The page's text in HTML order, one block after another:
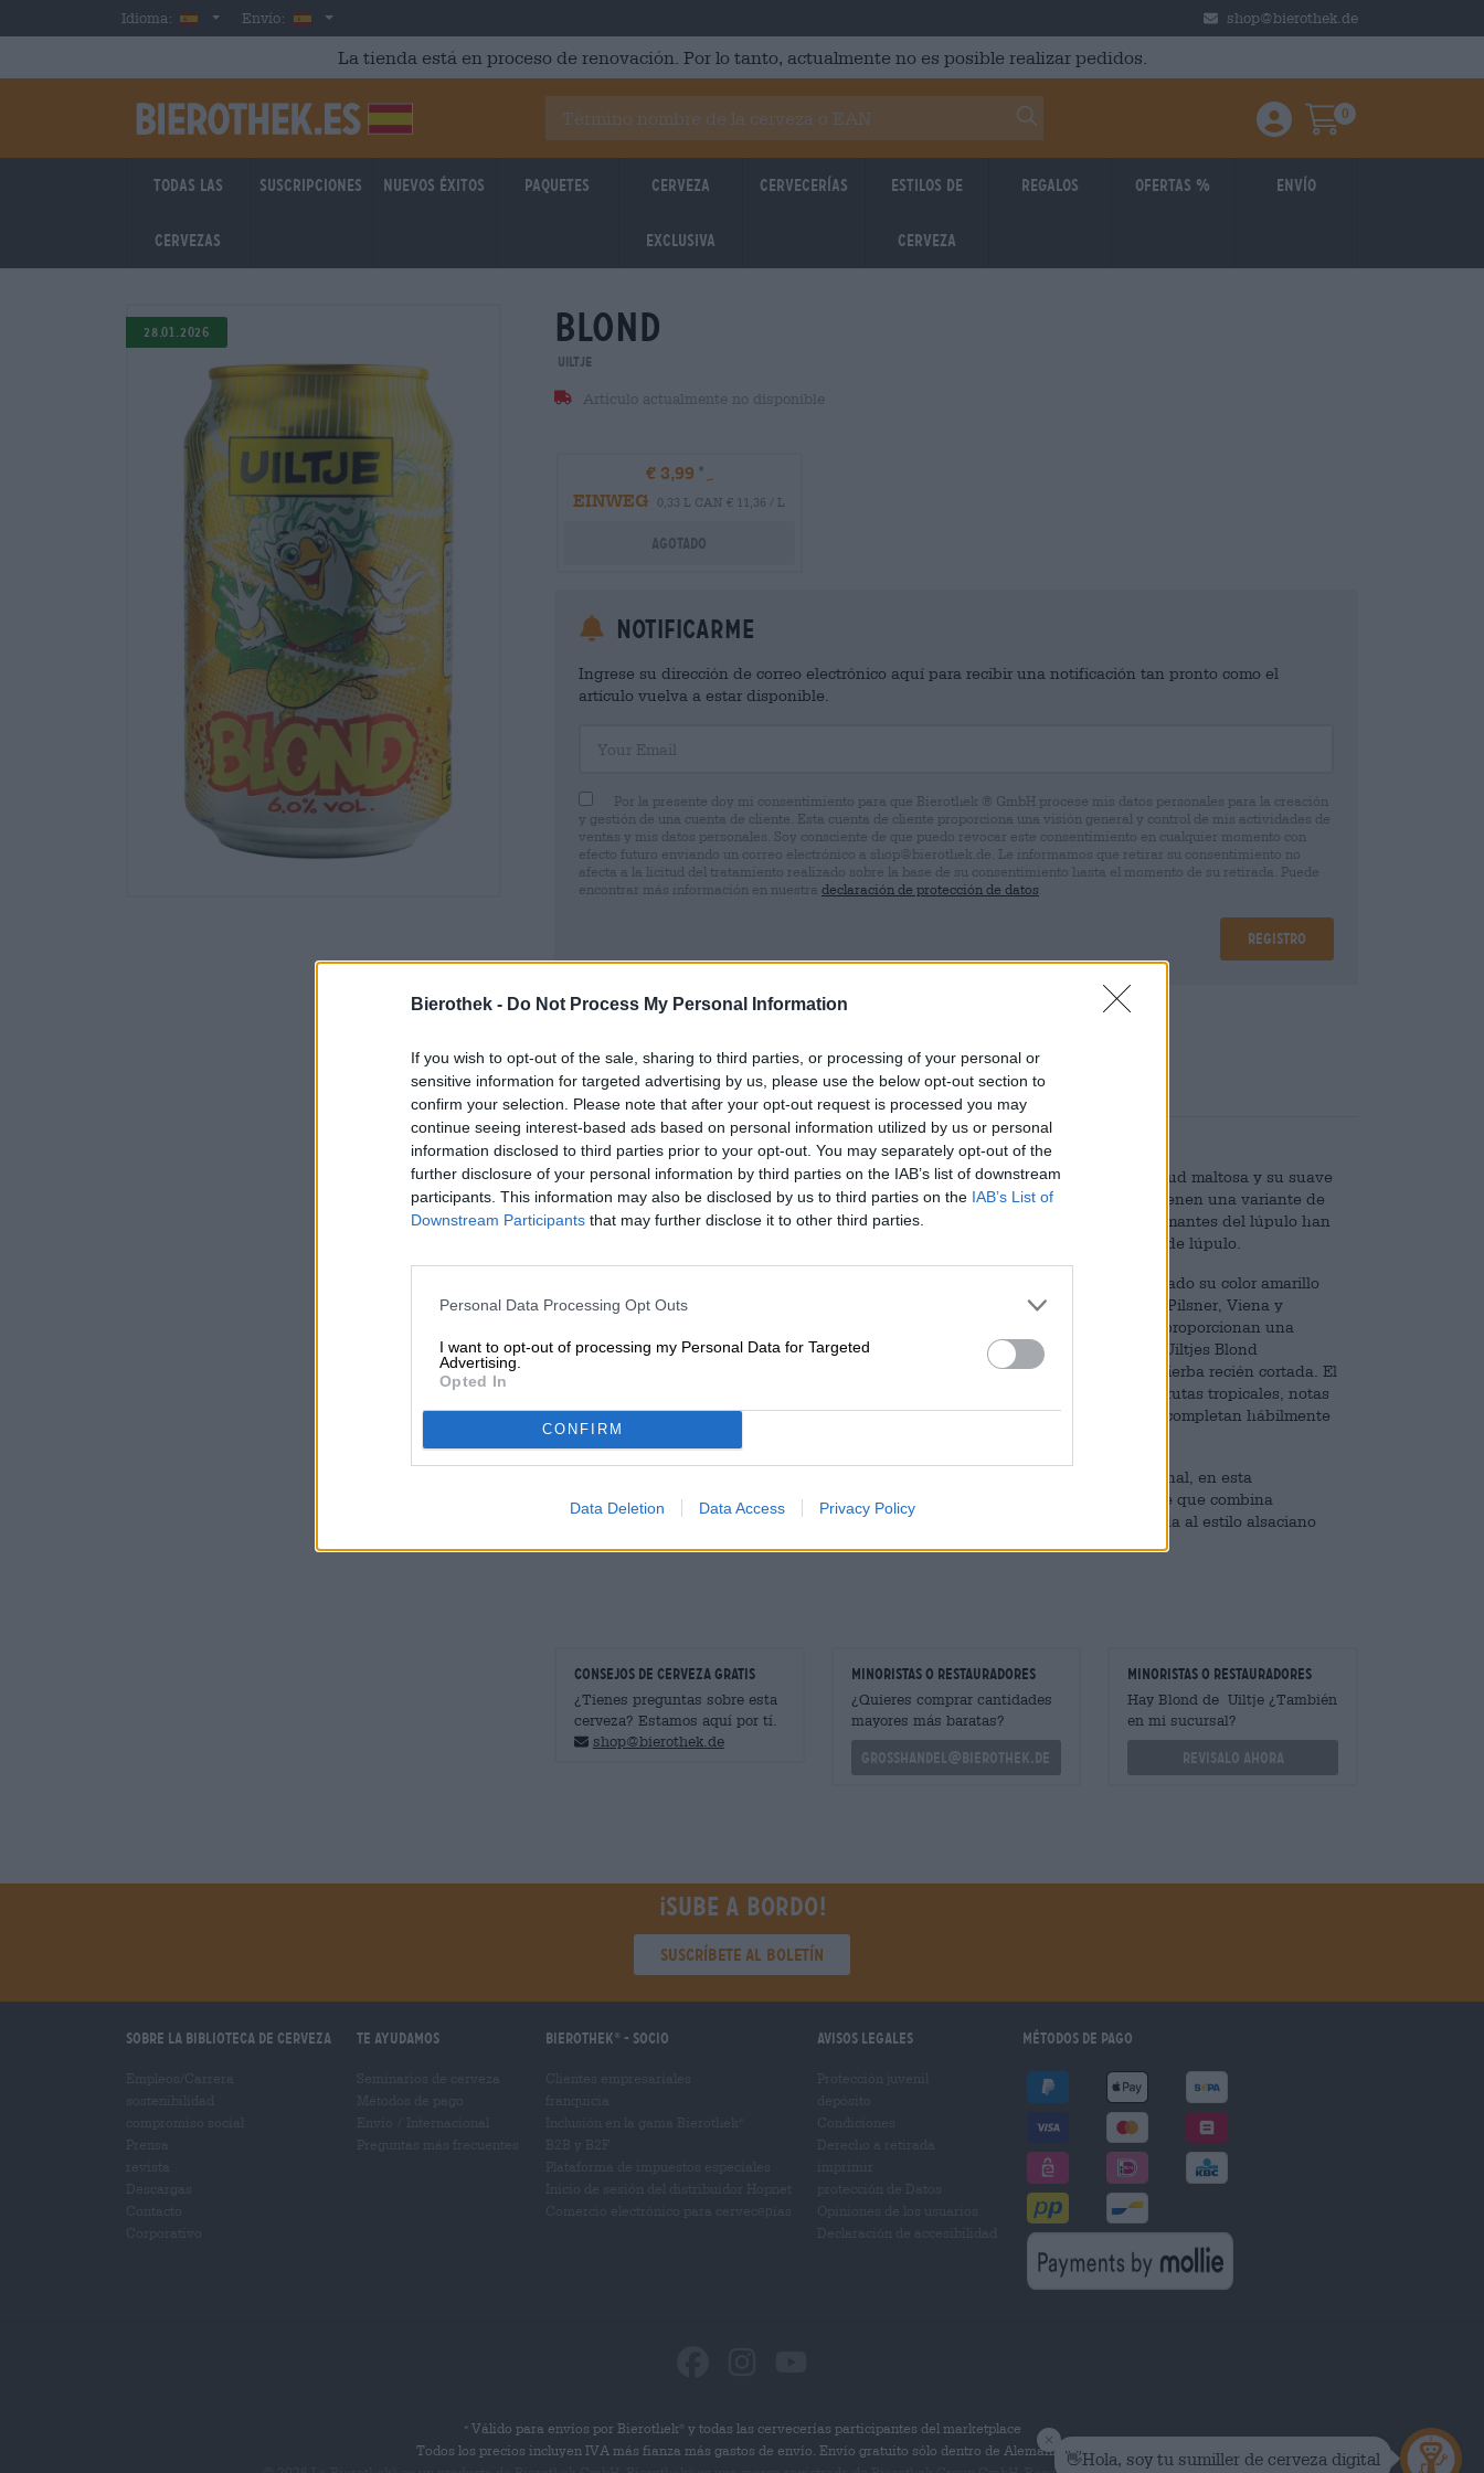
Bierothek - Do Not Process My Personal Information
If you wish to opt-out of the sale, sharing to third parties, or processing of your personal or
sensitive information for targeted advertising by us, please use the below opt-out section to
confirm your selection. Please note that after your opt-out request is processed you may
continue seeing interest-based ads based on personal information utilized by us or personal
information disclosed to third parties prior to your opt-out. You may separately opt-out of the
further disclosure of your personal information by third parties on the IAB’s list of downstream
participants. This information may also be disclosed by us to third parties on the IAB’s List of
Downstream Participants that may further disclose it to other third parties.
Personal Data Processing Opt Outs
I want to opt-out of processing my Personal Data for Targeted
Advertising.
Opted In
CONFIRM
Data Deletion Data Access Privacy Policy
Skip to main contentIdioma: SpanishEnvío: España shop@bierothek.de
La tienda está en proceso de renovación. Por lo tanto, actualmente no es posible realizar pedidos.
Einloggen / Anmelden
Warenkorb
0
Todas las
cervezas
Suscripciones Nuevos éxitos Paquetes Cerveza
Exclusiva
Cervecerías Estilos de
cerveza
Regalos Ofertas % Envío
28.01.2026 28.01.2026
blond
Uiltje
Artículo actualmente no disponible
€ 3,99
EINWEG
0,33 L CAN € 11,36 / L
Agotado
Notificarme
Ingrese su dirección de correo electrónico aquí para recibir una notificación tan pronto como el
artículo vuelva a estar disponible.
Por la presente doy mi consentimiento para que Bierothek ® GmbH procese mis datos personales para la creación
y gestión de una cuenta de cliente. Esta cuenta de cliente proporciona una visión general y control de mis actividades de
ventas y mis datos personales. Soy consciente de que puedo revocar este consentimiento en cualquier momento con
efecto futuro enviando un correo electrónico a shop@bierothek.de. Le informamos que retirar su consentimiento no
afecta a la licitud del tratamiento realizado sobre la base de su consentimiento hasta el momento de su retirada. Puede
encontrar más información en nuestra declaración de protección de datos
Registro
* Los precios incluyen el IVA legal más.Envío
Descripción Información Opiniones de los usuarios
The Blond es un clásico belga que encanta con su levadura especiada, su plenitud maltosa y su suave
sensación en boca. La mayoría de las cervecerías de Bélgica y los Países Bajos tienen una variante de
esta en su surtido, incluida la Uiltje de Haarlem. Los excepcionales cerveceros amantes del lúpulo han
puesto su propio sello en el estilo combinándolo con dos expresivas variedades de lúpulo.
La cerveza aporta un buen contenido de alcohol del 6,0% a la mesa y toma prestado su color amarillo
soleado y su textura aterciopelada de tres tipos de malta. Además de las maltas Pilsner, Viena y
Munich, el equipo elaboró toneladas de lúpulo: las variedades Saaz y Magnum proporcionan una
explosión de sabor afrutado en la lengua y también aportan un suave amargor. Uiltjes Blond
desprende un tentador aroma a frutas jugosas, especias cálidas y un toque de hierba recién cortada. El
sabor inicial va en la misma dirección y despliega en la lengua una sinfonía de frutas tropicales, notas
cítricas picantes, frutos secos y hierbas. La levadura especiada y la ligera malta completan hábilmente
el aroma.
Aunque los lúpulos tienden a jugar un papel secundario frente al Blond tradicional, en esta
interpretación son claramente el centro de atención y forman una bebida bebible que combina
perfectamente con platos abundantes. Nuestro favorito: la clásica tarta flambeada al estilo alsaciano
CONSEJOS DE CERVEZA GRATIS
¿Tienes preguntas sobre esta
cerveza? Estamos aquí por tí.
shop@bierothek.de
minoristas o restauradores
¿Quieres comprar cantidades
mayores más baratas?
grosshandel@bierothek.de
minoristas o restauradores
Hay Blond de Uiltje ¿También
en mi sucursal?
Revisalo ahora
¡Sube a bordo!
Suscríbete al boletín
Sobre la biblioteca de cerveza Te ayudamos Bierothek - Socio Avisos legales Métodos de pago
* Válido para envíos por Bierothek
y todas las cervecerías participantes del marketplace
Todos los precios incluyen IVA más fianza más gastos de envío. Envío gratuito sólo dentro de Alemania.